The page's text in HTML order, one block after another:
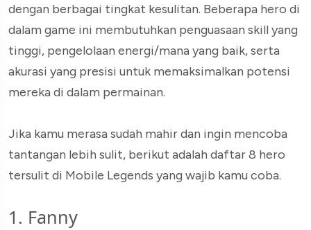
dengan berbagai tingkat kesulitan. Beberapa hero di
dalam game ini membutuhkan penguasaan skill yang
tinggi, pengelolaan energi/mana yang baik, serta
akurasi yang presisi untuk memaksimalkan potensi
mereka di dalam permainan.
Jika kamu merasa sudah mahir dan ingin mencoba
tantangan lebih sulit, berikut adalah daftar 8 hero
tersulit di Mobile Legends yang wajib kamu coba.
1. Fanny